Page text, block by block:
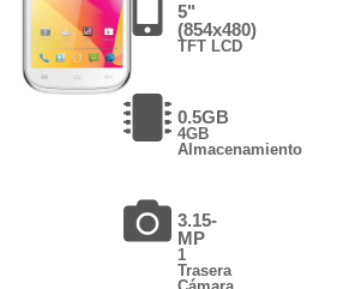
5"
(854x480)
TFT LCD
0.5GB
4GB
Almacenamiento
3.15-
MP
1
Trasera